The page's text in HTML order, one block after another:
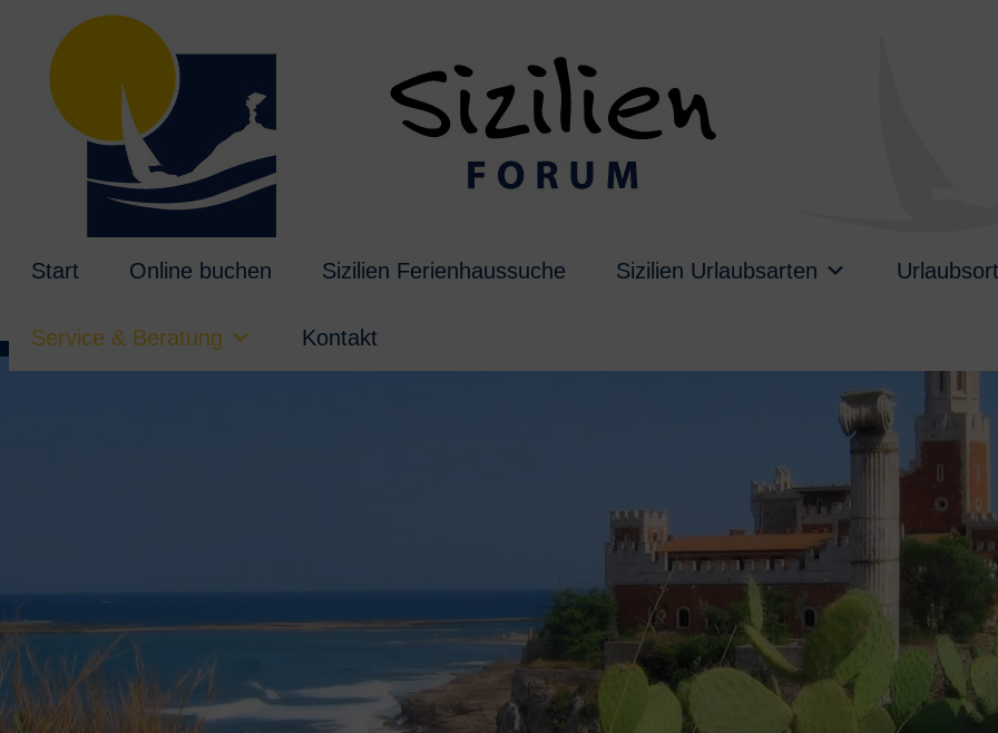
Start Online buchen Sizilien Ferienhaussuche Sizilien Urlaubsarten
Service & Beratung Kontakt